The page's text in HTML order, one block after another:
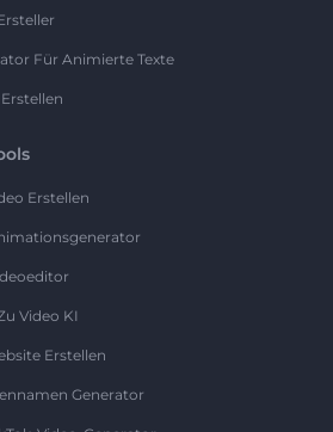
Für Animierte Texte
Erstellen
Video KI
Erstellen
Generator